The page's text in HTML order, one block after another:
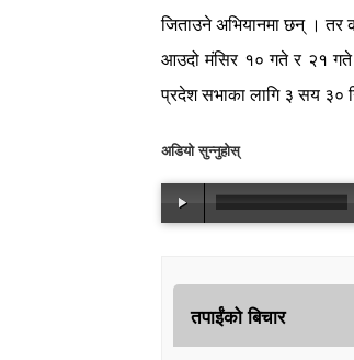
जिताउने अभियानमा छन् । तर
आउदो मंसिर १० गते र २१ गते
प्रदेश सभाका लागि ३ सय ३०
अडियो सुन्नुहोस्
तपाईंको बिचार